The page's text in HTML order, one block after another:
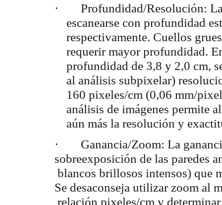
·
Profundidad/Resolución:
escanearse con profundidad
respectivamente. Cuellos
requerir mayor profundidad.
profundidad de 3,8 y 2,0 cm,
al análisis subpixelar)
160 pixeles/cm (0,06 mm/
análisis de imágenes permite
aún más la resolución y
·
Ganancia/Zoom: La
sobreexposición de las
blancos brillosos intensos) que
Se desaconseja utilizar zoom
relación pixeles/cm y